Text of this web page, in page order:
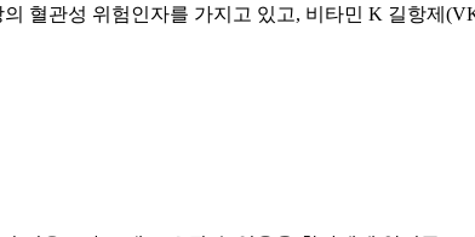
혈관성 위험인자를 가지고 있고, 비타민 K 길항제